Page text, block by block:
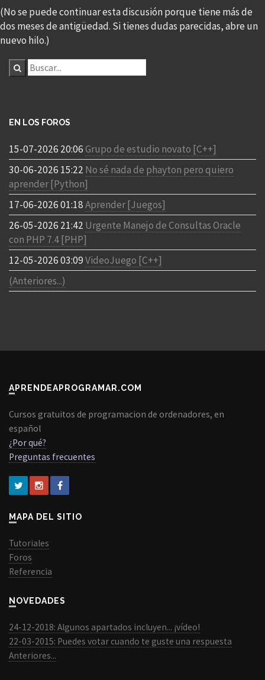
(No se puede continuar esta discusión porque tiene más de
dos meses de antigüedad. Si tienes dudas parecidas, abre un
nuevo hilo.)
EN LOS FOROS
15-07-2026 20:06Grupo de estudio novato [C++]
30-06-2026 15:22 No sé nada de phayton pero quiero
aprender [Python]
17-06-2026 01:18Aprender [Juegos]
26-05-2026 21:42 Urgente Manejo de Consultas Oracle
con PHP 7.4 [PHP]
12-05-2026 03:09VideoJuego [C++]
(Anteriores...)
APRENDEAPROGRAMAR.COM
Cursos gratuitos de programacion de ordenadores, en
español
¿Por qué?
Preguntas frecuentes
MAPA DEL SITIO
Tutoriales
Foros
Referencia
NOVEDADES
24-12-2018: Algunos apartados incluyen... ¡vídeo!
22-03-2015: Puedes votar cuando te guste una respuesta
Anteriores...